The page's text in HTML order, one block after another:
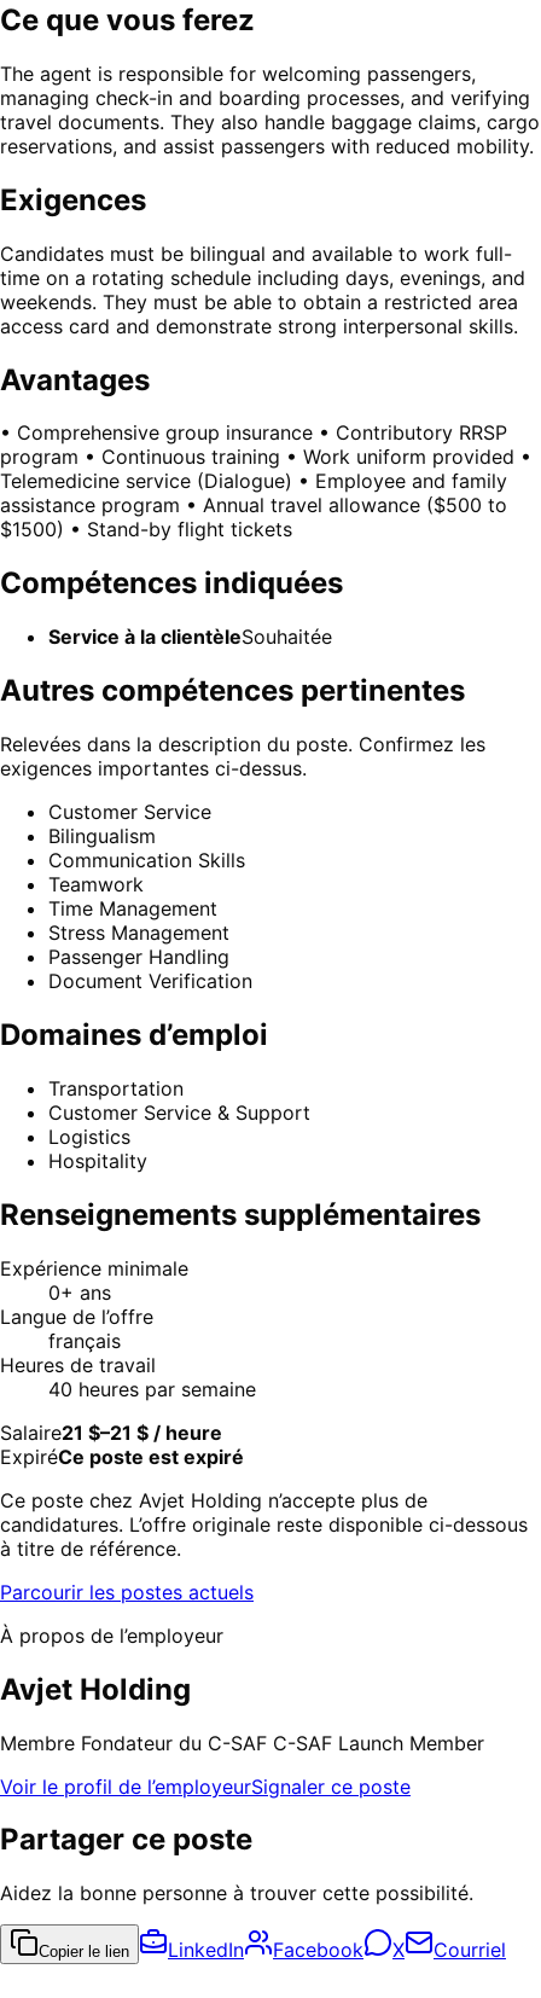
Ce que vous ferez
The agent is responsible for welcoming passengers,
managing check-in and boarding processes, and verifying
travel documents. They also handle baggage claims, cargo
reservations, and assist passengers with reduced mobility.
Exigences
Candidates must be bilingual and available to work full-
time on a rotating schedule including days, evenings, and
weekends. They must be able to obtain a restricted area
access card and demonstrate strong interpersonal skills.
Avantages
• Comprehensive group insurance • Contributory RRSP
program • Continuous training • Work uniform provided •
Telemedicine service (Dialogue) • Employee and family
assistance program • Annual travel allowance ($500 to
$1500) • Stand-by flight tickets
Compétences indiquées
Service à la clientèleSouhaitée
Autres compétences pertinentes
Relevées dans la description du poste. Confirmez les
exigences importantes ci-dessus.
Customer Service
Bilingualism
Communication Skills
Teamwork
Time Management
Stress Management
Passenger Handling
Document Verification
Domaines d’emploi
Transportation
Customer Service & Support
Logistics
Hospitality
Renseignements supplémentaires
Expérience minimale
0+ ans
Langue de l’offre
français
Heures de travail
40 heures par semaine
Salaire21 $–21 $ / heure
ExpiréCe poste est expiré
Ce poste chez Avjet Holding n’accepte plus de
candidatures. L’offre originale reste disponible ci-dessous
à titre de référence.
Parcourir les postes actuels
À propos de l’employeur
Avjet Holding
Membre Fondateur du C-SAF C-SAF Launch Member
Voir le profil de l’employeurSignaler ce poste
Partager ce poste
Aidez la bonne personne à trouver cette possibilité.
Copier le lien LinkedIn Facebook X Courriel